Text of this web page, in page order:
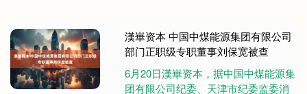
漢崋资本 中国中煤能源集团有限公司
部门正职级专职董事刘保宽被查
6月20日漢崋资本，据中国中煤能源集
团有限公司纪委、天津市纪委监委消